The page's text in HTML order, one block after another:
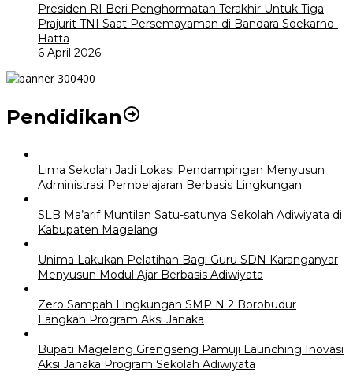
Presiden RI Beri Penghormatan Terakhir Untuk Tiga
Prajurit TNI Saat Persemayaman di Bandara Soekarno-
Hatta
6 April 2026
Pendidikan
Lima Sekolah Jadi Lokasi Pendampingan Menyusun
Administrasi Pembelajaran Berbasis Lingkungan
SLB Ma’arif Muntilan Satu-satunya Sekolah Adiwiyata di
Kabupaten Magelang
Unima Lakukan Pelatihan Bagi Guru SDN Karanganyar
Menyusun Modul Ajar Berbasis Adiwiyata
Zero Sampah Lingkungan SMP N 2 Borobudur
Langkah Program Aksi Janaka
Bupati Magelang Grengseng Pamuji Launching Inovasi
Aksi Janaka Program Sekolah Adiwiyata